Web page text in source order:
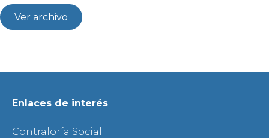
Ver archivo
Enlaces de interés
Contraloría Social